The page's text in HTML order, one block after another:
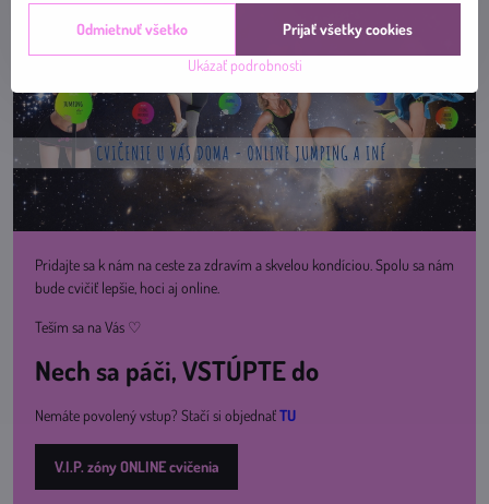
Pridajte sa k nám na ceste za zdravím a skvelou kondíciou. Spolu sa nám
bude cvičiť lepšie, hoci aj online.
Teším sa na Vás ♡
Nech sa páči, VSTÚPTE do
Nemáte povolený vstup? Stačí si objednaťTU
V.I.P. zóny ONLINE cvičenia
Ukázať podrobnosti
Prijať všetky cookies
Odmietnuť všetko